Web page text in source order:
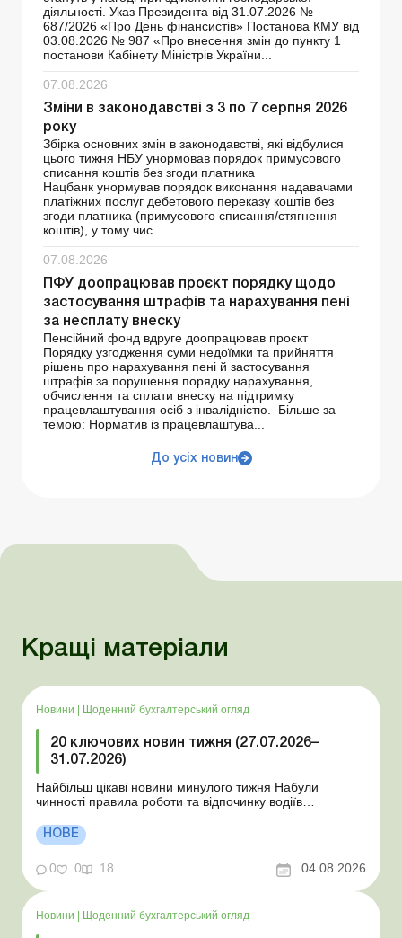
діяльності. Указ Президента від 31.07.2026 №
687/2026 «Про День фінансистів» Постанова КМУ від
03.08.2026 № 987 «Про внесення змін до пункту 1
постанови Кабінету Міністрів України...
07.08.2026
Зміни в законодавстві з 3 по 7 серпня 2026
року
Збірка основних змін в законодавстві, які відбулися
цього тижня НБУ унормовав порядок примусового
списання коштів без згоди платника
Нацбанк унормував порядок виконання надавачами
платіжних послуг дебетового переказу коштів без
згоди платника (примусового списання/стягнення
коштів), у тому чис...
07.08.2026
ПФУ доопрацював проєкт порядку щодо
застосування штрафів та нарахування пені
за несплату внеску
Пенсійний фонд вдруге доопрацював проєкт
Порядку узгодження суми недоїмки та прийняття
рішень про нарахування пені й застосування
штрафів за порушення порядку нарахування,
обчислення та сплати внеску на підтримку
працевлаштування осіб з інвалідністю. Більше за
темою: Норматив із працевлаштува...
До усіх новин
Кращі матеріали
Новини Щоденний бухгалтерський огляд
20 ключових новин тижня (27.07.2026–
31.07.2026)
Найбільш цікаві новини минулого тижня Набули
чинності правила роботи та відпочинку водіїв
стан Для сільгосппідприємств і ФОП запроваджено нові
одноразові статистичні форми З 2 серпня змінюється
порядок зарахування окремих періодів роботи до стр...
НОВЕ
0 0 18 04.08.2026
Новини | Щоденний бухгалтерський огляд